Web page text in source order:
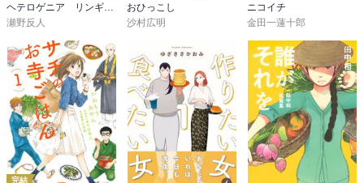
瀬野反人
おひっこし
沙村広明
ニコイチ
金田一蓮十郎
完結